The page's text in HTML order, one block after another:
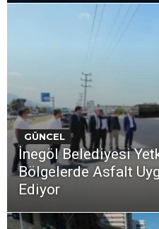
GÜNCEL
İnegöl Belediyesi
Bölgelerde Asfalt
Ediyor